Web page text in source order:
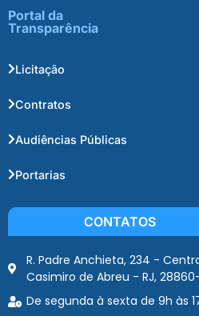
Portal da
Transparência
Licitação
Contratos
Audiências Públicas
Portarias
CONTATOS
R. Padre Anchieta, 234 -
Casimiro de Abreu - RJ,
De segunda à sexta de 9h às